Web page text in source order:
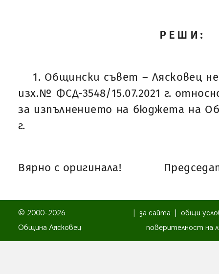
РЕШИ:
1. Общински съвет – Лясковец
изх.№ ФСД-3548/15.07.2021 г.
за изпълнението на бюджета на
г.
Вярно с оригинала!
© 2000-2026
Община Лясковец
за сайта
общи
поверителност на